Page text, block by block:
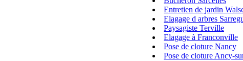
Entretien de jardin
Elagage d arbres
Paysagiste Terville
Elagage à Franconville
Pose de cloture Nancy
Pose de cloture Ancy-